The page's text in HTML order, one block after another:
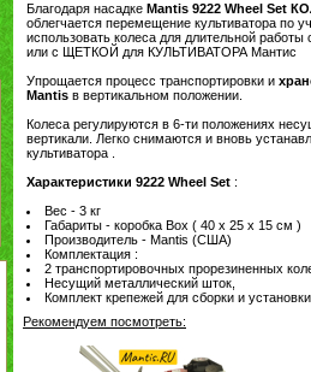
Благодаря насадке Mantis 9222 Wheel Set
облегчается перемещение культиватора по
использовать колеса для длительной
или с ЩЕТКОЙ для КУЛЬТИВАТОРА Мантис
Упрощается процесс транспортировки и
Mantis в вертикальном положении.
Колеса регулируются в 6-ти положениях
вертикали. Легко снимаются и вновь
культиватора .
Характеристики 9222 Wheel Set :
Вес - 3 кг
Габариты - коробка Box ( 40 х 25 х 15 см )
Производитель - Mantis (США)
Комплектация :
2 транспортировочных прорезиненных
Несущий металлический шток,
Комплект крепежей для сборки и
Рекомендуем посмотреть: